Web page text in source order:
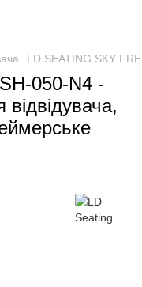
LD SEATING SKY
050-N4 -
відвідувача,